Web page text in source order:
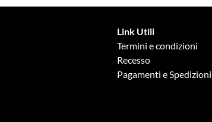
Link Utili
Termini e condizioni
Recesso
Pagamenti e Spedizioni